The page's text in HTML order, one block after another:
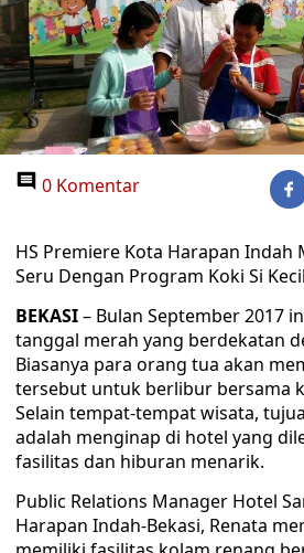
0 Komentar
HS Premiere Kota Harapan Indah
Seru Dengan Program Koki Si Kecil
BEKASI– Bulan September 2017
tanggal merah yang berdekatan
Biasanya para orang tua akan
tersebut untuk berlibur bersama
Selain tempat-tempat wisata,
adalah menginap di hotel yang
fasilitas dan hiburan menarik.
Public Relations Manager Hotel
Harapan Indah-Bekasi, Renata